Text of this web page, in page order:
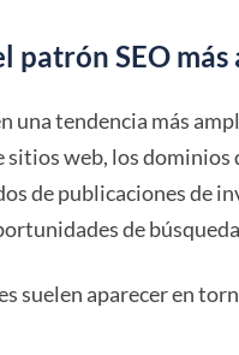
patrón SEO
una tendencia más
sitios web, los dominios
de publicaciones de
de
suelen aparecer en